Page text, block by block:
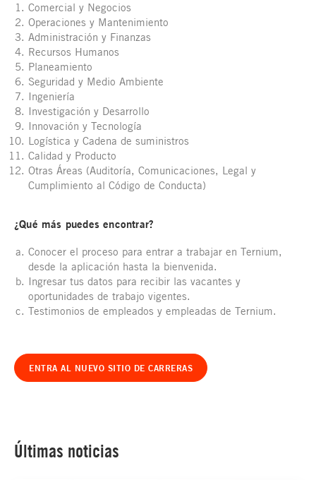
Comercial y Negocios
Operaciones y Mantenimiento
Administración y Finanzas
Recursos Humanos
Planeamiento
Seguridad y Medio Ambiente
Ingeniería
Investigación y Desarrollo
Innovación y Tecnología
Logística y Cadena de suministros
Calidad y Producto
Otras Áreas (Auditoría, Comunicaciones, Legal y
Cumplimiento al Código de Conducta)
¿Qué más puedes encontrar?
Conocer el proceso para entrar a trabajar en Ternium,
desde la aplicación hasta la bienvenida.
Ingresar tus datos para recibir las vacantes y
oportunidades de trabajo vigentes.
Testimonios de empleados y empleadas de Ternium.
ENTRA AL NUEVO SITIO DE CARRERAS
Últimas noticias